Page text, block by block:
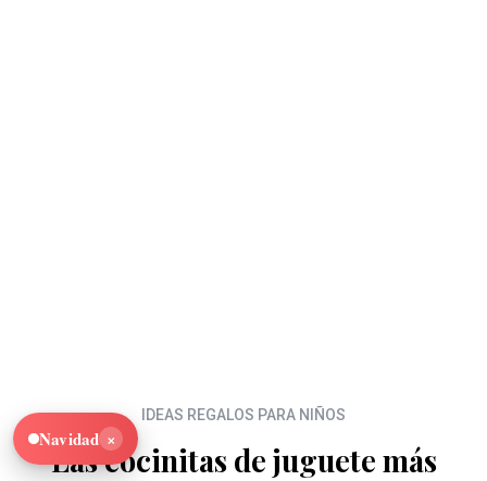
IDEAS REGALOS PARA NIÑOS
Las cocinitas de juguete más
Navidad ×